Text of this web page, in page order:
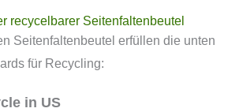
recycelbarer Seitenfaltenbeutel
Seitenfaltenbeutel erfüllen die unten
für Recycling:
in US